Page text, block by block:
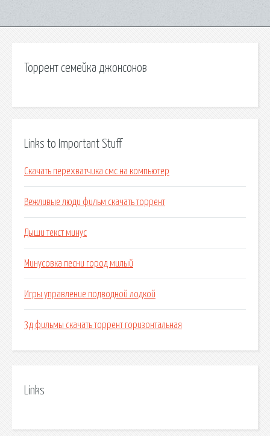
Торрент семейка джонсонов
Links to Important Stuff
Скачать перехватчика смс на компьютер
Вежливые люди фильм скачать торрент
Дыши текст минус
Минусовка песни город милый
Игры управление подводной лодкой
3д фильмы скачать торрент горизонтальная
Links